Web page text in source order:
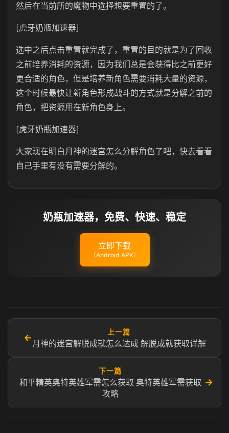
然后在当前所的魔物中选择想要重置的了。
[虎牙奶瓶加速器]
选中之后点击重置就完成了，重置的目的就是为了回收
之前培养消耗的资源，因为我们总是会获得比之前更好
更合适的角色，但是培养新角色需要消耗大量的资源，
这个时候最快让新角色形成战斗的方式就是分解之前的
角色，把资源用在新角色身上。
[虎牙奶瓶加速器]
大家现在明白月神的迷宫怎么分解角色了吧，快去看看
自己手里有没有需要分解的。
奶瓶加速器，免费、快速、稳定
立即下载
（Android APK）
←
上一篇
月神的迷宫解脱成就怎么达成 解脱成就获取详解
下一篇
和平精英奥特英雄军需怎么获取 奥特英雄军需获取
攻略
→